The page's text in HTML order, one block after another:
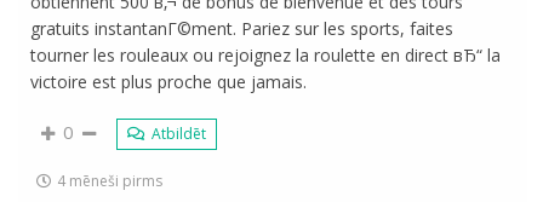
gratuits instantanГ©ment. Pariez sur les sports, faites
tourner les rouleaux ou rejoignez la roulette en direct вЂ“ la
victoire est plus proche que jamais.
0 Atbildēt
4 mēneši pirms